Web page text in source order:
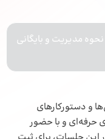
نحوه‌ مدیریت و بایگانی
و دستورکارهای
حرفه‌ای و با حضور